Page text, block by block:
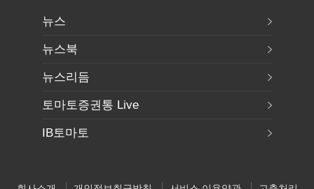
뉴스
뉴스북
뉴스리듬
토마토증권통 Live
IB토마토